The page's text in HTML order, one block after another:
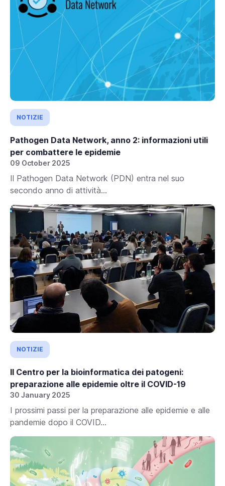
NOTIZIE
Pathogen Data Network, anno 2: informazioni utili
per combattere le epidemie
09 October 2025
Il Pathogen Data Network (PDN) entra nel suo
secondo anno di attività...
NOTIZIE
Il Centro per la bioinformatica dei patogeni:
preparazione alle epidemie oltre il COVID-19
30 January 2025
I prossimi passi per la preparazione alle epidemie e alle
pandemie dopo il COVID...